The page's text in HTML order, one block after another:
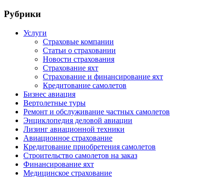
Рубрики
Услуги
Страховые компании
Статьи о страховании
Новости страхования
Страхование яхт
Страхование и финансирование яхт
Кредитование самолетов
Бизнес авиация
Вертолетные туры
Ремонт и обслуживание частных самолетов
Энциклопедия деловой авиации
Лизинг авиационной техники
Авиационное страхование
Кредитование приобретения самолетов
Строительство самолетов на заказ
Финансирование яхт
Медицинское страхование